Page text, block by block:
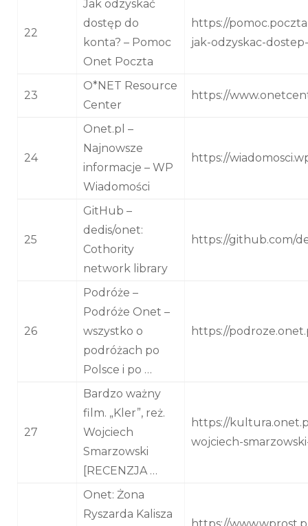
22
Jak odzyskać
dostęp do
konta? – Pomoc
Onet Poczta
https://
jak-odzyskac-
23
O*NET Resource
Center
https://
24
Onet.pl –
Najnowsze
informacje – WP
Wiadomości
https://
25
GitHub –
dedis/onet:
Cothority
network library
https://github.com/
26
Podróże –
Podróże Onet –
wszystko o
podróżach po
Polsce i po …
https://
27
Bardzo ważny
film. „Kler”, reż.
Wojciech
Smarzowski
[RECENZJA …
https://
wojciech-
Onet: Żona
Ryszarda Kalisza
https://